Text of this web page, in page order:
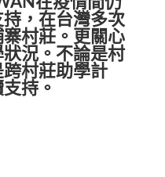
，在台灣多次
村莊。更關心
況。不論是村
村莊助學計
持。